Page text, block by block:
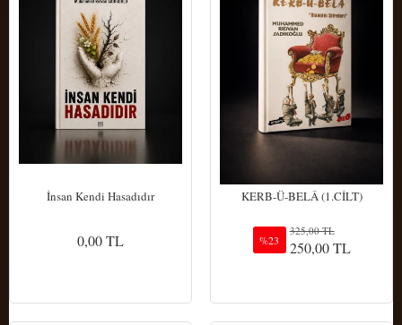
İnsan Kendi Hasadıdır
0,00 TL
KERB-Ü-BELÂ (1.CİLT)
%23
325,00 TL
250,00 TL